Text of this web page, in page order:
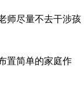
师尽量不去干涉孩
置简单的家庭作